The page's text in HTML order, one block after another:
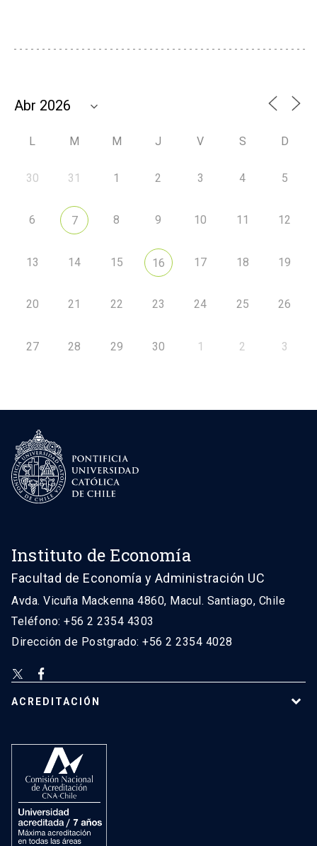
L M M J V S D
30 31 1 2 3 4 5
6 7 8 9 10 11 12
13 14 15 16 17 18 19
20 21 22 23 24 25 26
27 28 29 30 1 2 3
Instituto de Economía
Facultad de Economía y Administración UC
Avda. Vicuña Mackenna 4860, Macul. Santiago, Chile
Teléfono: +56 2 2354 4303
Dirección de Postgrado: +56 2 2354 4028
ACREDITACIÓN